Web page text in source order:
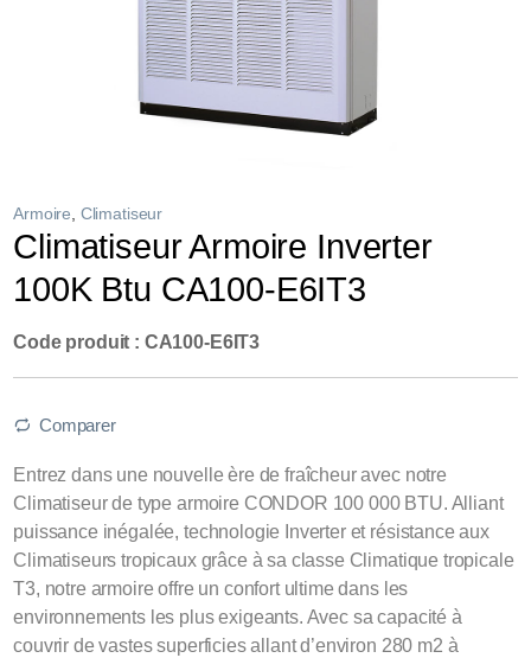
Armoire Climatiseur
Climatiseur Armoire Inverter
100K Btu CA100-E6IT3
Code produit : CA100-E6IT3
Comparer
Entrez dans une nouvelle ère de fraîcheur avec notre
Climatiseur de type armoire CONDOR 100 000 BTU. Alliant
puissance inégalée, technologie Inverter et résistance aux
Climatiseurs tropicaux grâce à sa classe Climatique tropicale
T3, notre armoire offre un confort ultime dans les
environnements les plus exigeants. Avec sa capacité à
couvrir de vastes superficies allant d’environ 280 m2 à